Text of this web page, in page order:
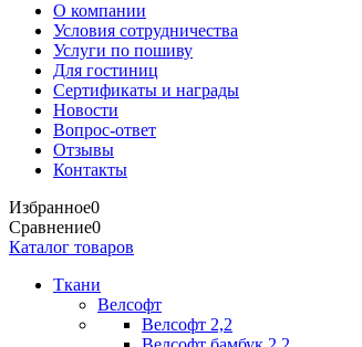
О компании
Условия сотрудничества
Услуги по пошиву
Для гостиниц
Сертификаты и награды
Новости
Вопрос-ответ
Отзывы
Контакты
Избранное0
Сравнение0
Каталог товаров
Ткани
Велсофт
Велсофт 2,2